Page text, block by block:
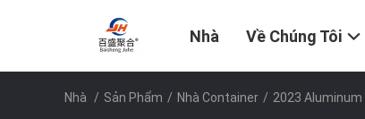
Nhà Về Chúng Tôi
Nhà / Sản Phẩm / Nhà Container / 2023